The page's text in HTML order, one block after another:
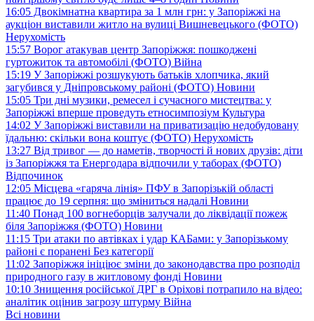
16:05 Двокімнатна квартира за 1 млн грн: у Запоріжжі на
аукціон виставили житло на вулиці Вишневецького (ФОТО)
Нерухомість
15:57 Ворог атакував центр Запоріжжя: пошкоджені
гуртожиток та автомобілі (ФОТО) Війна
15:19 У Запоріжжі розшукують батьків хлопчика, який
загубився у Дніпровському районі (ФОТО) Новини
15:05 Три дні музики, ремесел і сучасного мистецтва: у
Запоріжжі вперше проведуть етносимпозіум Культура
14:02 У Запоріжжі виставили на приватизацію недобудовану
їдальню: скільки вона коштує (ФОТО) Нерухомість
13:27 Від тривог — до наметів, творчості й нових друзів: діти
із Запоріжжя та Енергодара відпочили у таборах (ФОТО)
Відпочинок
12:05 Місцева «гаряча лінія» ПФУ в Запорізькій області
працює до 19 серпня: що зміниться надалі Новини
11:40 Понад 100 вогнеборців залучали до ліквідації пожеж
біля Запоріжжя (ФОТО) Новини
11:15 Три атаки по автівках і удар КАБами: у Запорізькому
районі є поранені Без категорії
11:02 Запоріжжя ініціює зміни до законодавства про розподіл
природного газу в житловому фонді Новини
10:10 Знищення російської ДРГ в Оріхові потрапило на відео:
аналітик оцінив загрозу штурму Війна
Всі новини